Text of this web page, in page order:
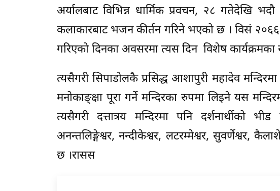
अर्यालबाट विभिन्न धार्मिक प्रवचन, २८ गतेदेखि
कलाकारबाट भजन कीर्तन गरिने भएको छ । विसं
गरिएको दिनका अवसरमा त्यस दिन विशेष
त्यसैगरी सिपाडोलकै प्रसिद्ध आशापुरी महादेव
मनोकाङ्क्षा पूरा गर्ने मन्दिरका रुपमा लिइने यस
त्यसैगरी दत्तात्रय मन्दिरमा पनि दर्शनार्थीको
अनन्तलिङ्गेश्वर, नन्दीकेश्वर, लटरम्मेश्वर, सुवर्णेश्वर,
छ ।रासस